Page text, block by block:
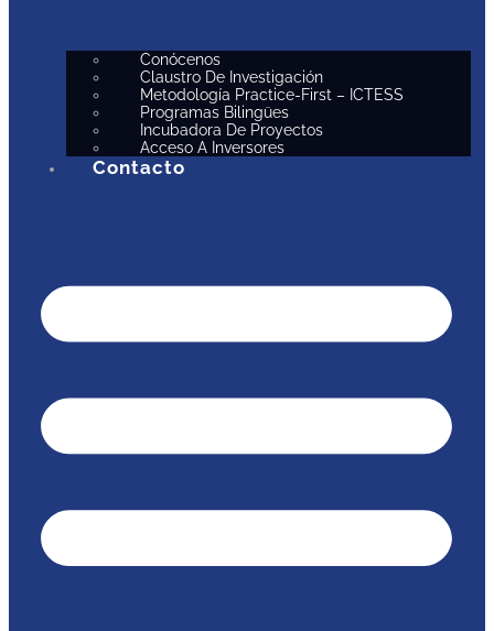
Conócenos
Claustro De Investigación
Metodología Practice-First – ICTESS
Programas Bilingües
Incubadora De Proyectos
Acceso A Inversores
Contacto